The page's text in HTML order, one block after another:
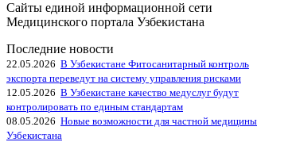
Сайты единой информационной сети
Медицинского портала Узбекистана
Последние новости
22.05.2026 В Узбекистане Фитосанитарный контроль
экспорта переведут на систему управления рисками
12.05.2026 В Узбекистане качество медуслуг будут
контролировать по единым стандартам
08.05.2026 Новые возможности для частной медицины
Узбекистана